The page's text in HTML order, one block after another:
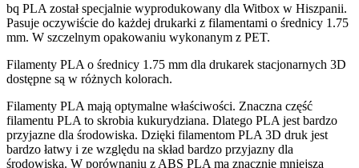
bq PLA został specjalnie wyprodukowany dla Witbox w Hiszpanii.
Pasuje oczywiście do każdej drukarki z filamentami o średnicy 1.75
mm. W szczelnym opakowaniu wykonanym z PET.
Filamenty PLA o średnicy 1.75 mm dla drukarek stacjonarnych 3D
dostępne są w różnych kolorach.
Filamenty PLA mają optymalne właściwości. Znaczna część
filamentu PLA to skrobia kukurydziana. Dlatego PLA jest bardzo
przyjazne dla środowiska. Dzięki filamentom PLA 3D druk jest
bardzo łatwy i ze względu na skład bardzo przyjazny dla
środowiska. W porównaniu z ABS PLA ma znacznie mniejszą